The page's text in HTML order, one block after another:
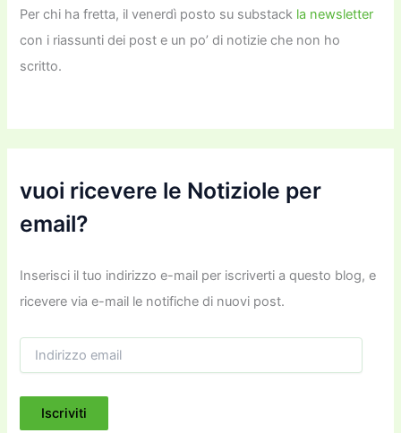
Per chi ha fretta, il venerdì posto su substack la newsletter
con i riassunti dei post e un po’ di notizie che non ho
scritto.
vuoi ricevere le Notiziole per
email?
Inserisci il tuo indirizzo e-mail per iscriverti a questo blog, e
ricevere via e-mail le notifiche di nuovi post.
i
Iscriviti